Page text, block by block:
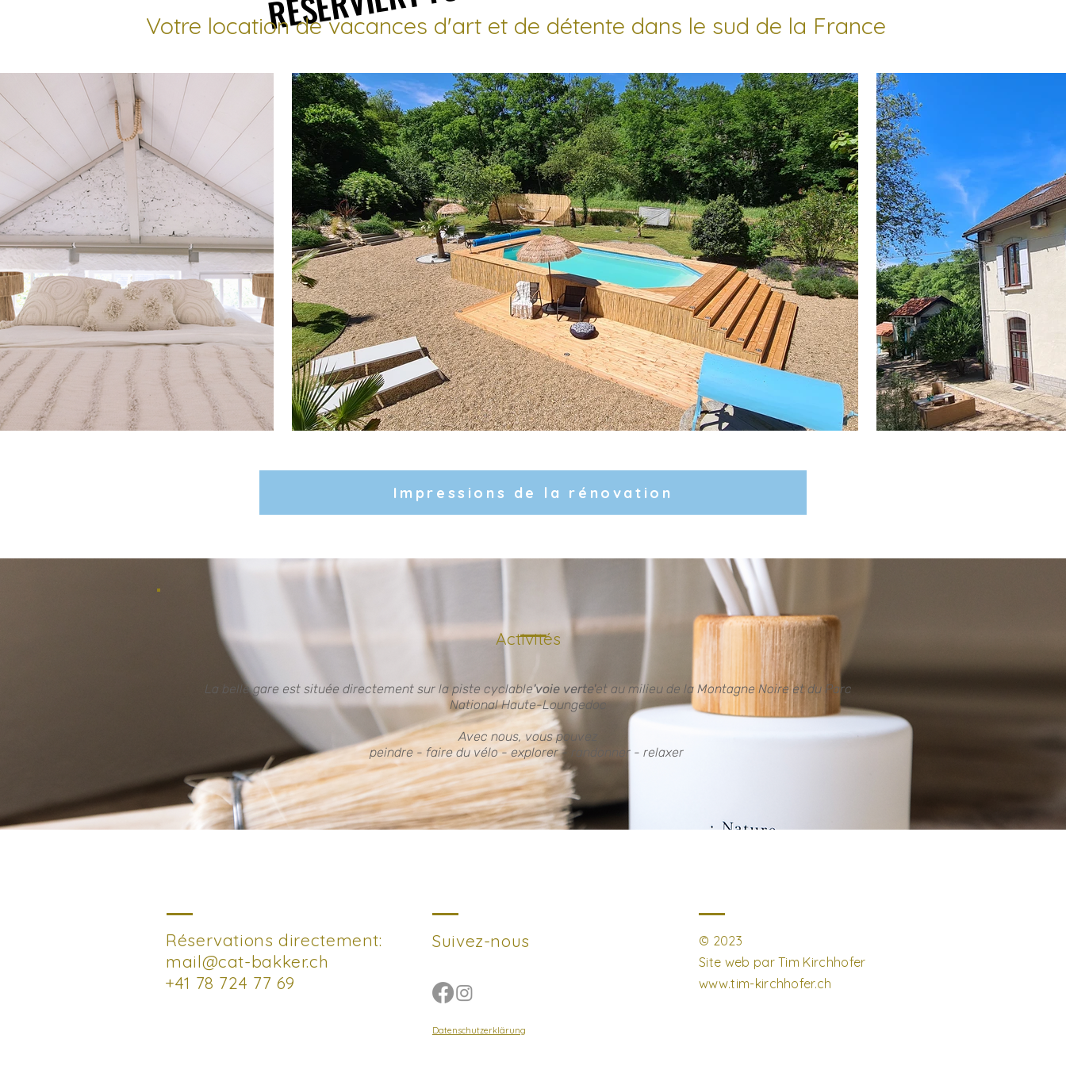
Votre location de vacances d'art et de détente dans le sud de la France
Impressions de la rénovation
Activités
La belle gare est située directement sur la piste cyclable'voie verte'et au milieu de la Montagne Noire et du Parc
National Haute-Loungedoc
Avec nous, vous pouvez
peindre - faire du vélo - explorer - randonner - relaxer
Réservations directement:
mail@cat-bakker.ch
+41 78 724 77 69
Suivez-nous
© 2023
Site web par Tim Kirchhofer
www.tim-kirchhofer.ch
Datenschutzerklärung